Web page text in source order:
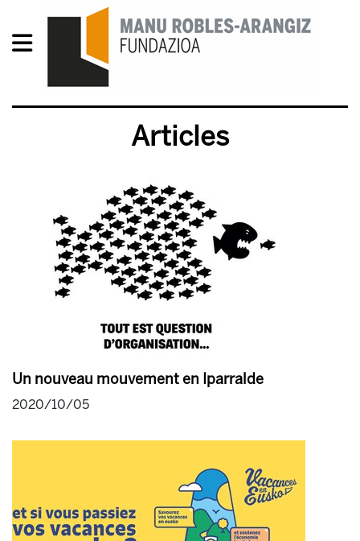
Articles
Un nouveau mouvement en Iparralde
2020/10/05